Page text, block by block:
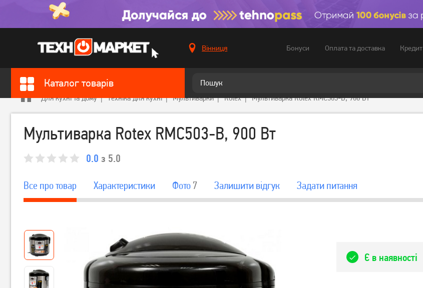
Вінниця Бонуси Оплата та доставка Кредит
Каталог товарів
Для кухні та дому Техніка для кухні Мультиварки Rotex Мультиварка Rotex RMC503-B, 900 Вт
Мультиварка Rotex RMC503-B, 900 Вт
0.0 з 5.0
Все про товар Характеристики Фото 7 Залишити вiдгук Задати питання
Є в наявності